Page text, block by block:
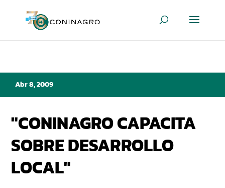
Abr 8, 2009
"CONINAGRO CAPACITA
SOBRE DESARROLLO
LOCAL"